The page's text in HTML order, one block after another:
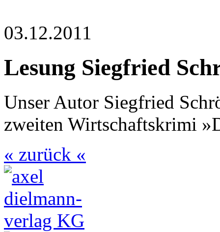
03.12.2011
Lesung Siegfried
Unser Autor Siegfried
zweiten Wirtschaftskrimi
« zurück «